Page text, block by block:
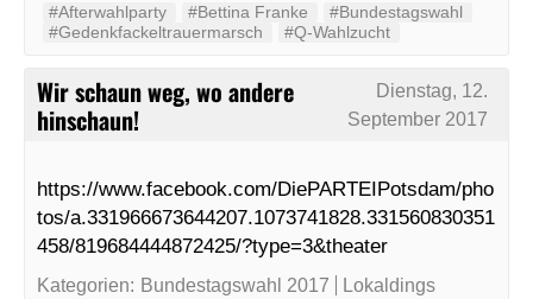
#Afterwahlparty #Bettina Franke
#Bundestagswahl
#Gedenkfackeltrauermarsch
#Q-Wahlzucht
Wir schaun weg, wo andere
hinschaun!
Dienstag, 12.
September 2017
https://www.facebook.com/DiePARTEIPotsdam/pho
tos/a.331966673644207.1073741828.331560830351
458/819684444872425/?type=3&theater
Kategorien: Bundestagswahl 2017 Lokaldings